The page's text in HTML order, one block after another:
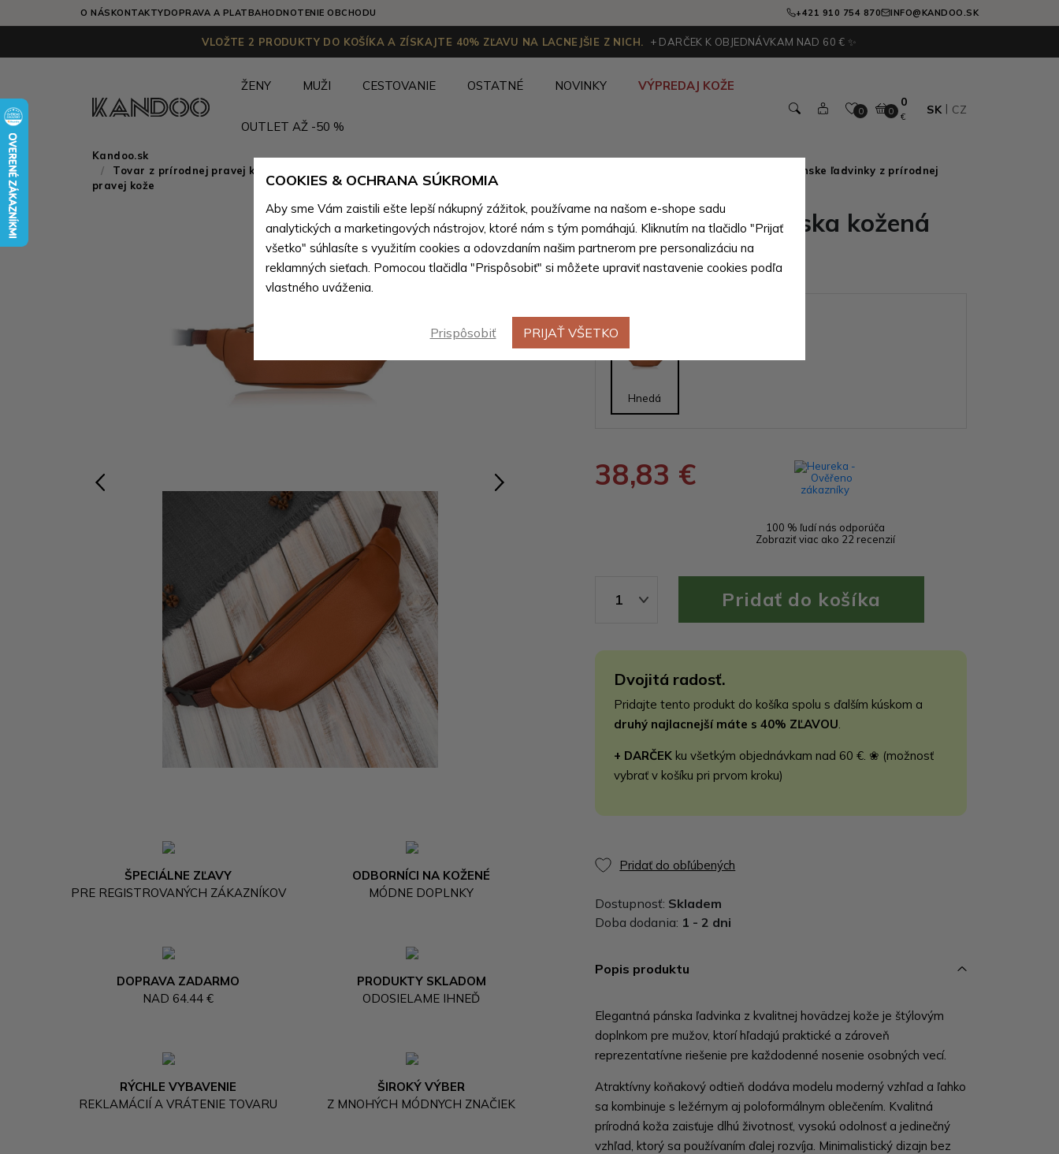
O NÁSKONTAKTYDOPRAVA A PLATBAHODNOTENIE OBCHODU +421 910 754 870 INFO@KANDOO.SK
VLOŽTE 2 PRODUKTY DO KOŠÍKA A ZÍSKAJTE 40% ZĽAVU NA LACNEJŠIE Z NICH. + DARČEK K OBJEDNÁVKAM NAD 60 € ✨
ŽENY MUŽI CESTOVANIE OSTATNÉ NOVINKY VÝPREDAJ KOŽE
OUTLET AŽ -50 %
0 0
0
€
SK CZ
Kandoo.sk
Tovar z prírodnej pravej kože
Tovar z prírodnej pravej kože pre mužov
Pánske ľadvinky z prírodnej
pravej kože
Novinka
ŠPECIÁLNE ZĽAVY
PRE REGISTROVANÝCH ZÁKAZNÍKOV
ODBORNÍCI NA KOŽENÉ
MÓDNE DOPLNKY
DOPRAVA ZADARMO
NAD 64.44 €
PRODUKTY SKLADOM
ODOSIELAME IHNEĎ
RÝCHLE VYBAVENIE
REKLAMÁCIÍ A VRÁTENIE TOVARU
ŠIROKÝ VÝBER
Z MNOHÝCH MÓDNYCH ZNAČIEK
Svetlo hnedá pánska kožená
ľadvinka Andreas
Hnedá
38,83 €
100 % ľudí nás odporúča
Zobraziť viac ako 22 recenzií
1
Dvojitá radosť.
Pridajte tento produkt do košíka spolu s ďalším kúskom a
druhý najlacnejší máte s 40% ZĽAVOU.
+ DARČEK ku všetkým objednávkam nad 60 €. ❀ (možnosť
vybrať v košíku pri prvom kroku)
Pridať do obľúbených
Dostupnosť: Skladem
Doba dodania: 1 - 2 dni
Popis produktu
Elegantná pánska ľadvinka z kvalitnej hovädzej kože je štýlovým
doplnkom pre mužov, ktorí hľadajú praktické a zároveň
reprezentatívne riešenie pre každodenné nosenie osobných vecí.
Atraktívny koňakový odtieň dodáva modelu moderný vzhľad a ľahko
sa kombinuje s ležérnym aj poloformálnym oblečením. Kvalitná
prírodná koža zaisťuje dlhú životnosť, vysokú odolnosť a jedinečný
vzhľad, ktorý sa používaním ďalej rozvíja. Minimalistický dizajn bez
COOKIES & OCHRANA SÚKROMIA
Aby sme Vám zaistili ešte lepší nákupný zážitok, používame na našom e-shope sadu
analytických a marketingových nástrojov, ktoré nám s tým pomáhajú. Kliknutím na tlačidlo "Prijať
všetko" súhlasíte s využitím cookies a odovzdaním našim partnerom pre personalizáciu na
reklamných sieťach. Pomocou tlačidla "Prispôsobiť" si môžete upraviť nastavenie cookies podľa
vlastného uváženia.
Prispôsobiť PRIJAŤ VŠETKO